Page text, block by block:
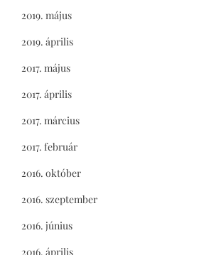
2019. május
2019. április
2017. május
2017. április
2017. március
2017. február
2016. október
2016. szeptember
2016. június
2016. április